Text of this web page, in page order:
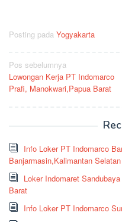
Posting pada Yogyakarta
Navigasi
pos
Pos sebelumnya
Lowongan Kerja PT Indomarco
Prafi, Manokwari,Papua Barat
Info Loker PT Indomarco
Banjarmasin,Kalimantan Selatan
Loker Indomaret
Barat
Info Loker PT Indomarco